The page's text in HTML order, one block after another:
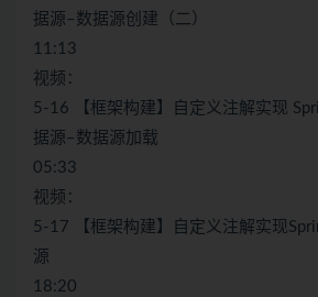
据源–数据源创建（二）
11:13
视频：
5-16 【框架构建】自定义注解实现
据源–数据源加载
05:33
视频：
5-17 【框架构建】自定义注解实现
源
18:20